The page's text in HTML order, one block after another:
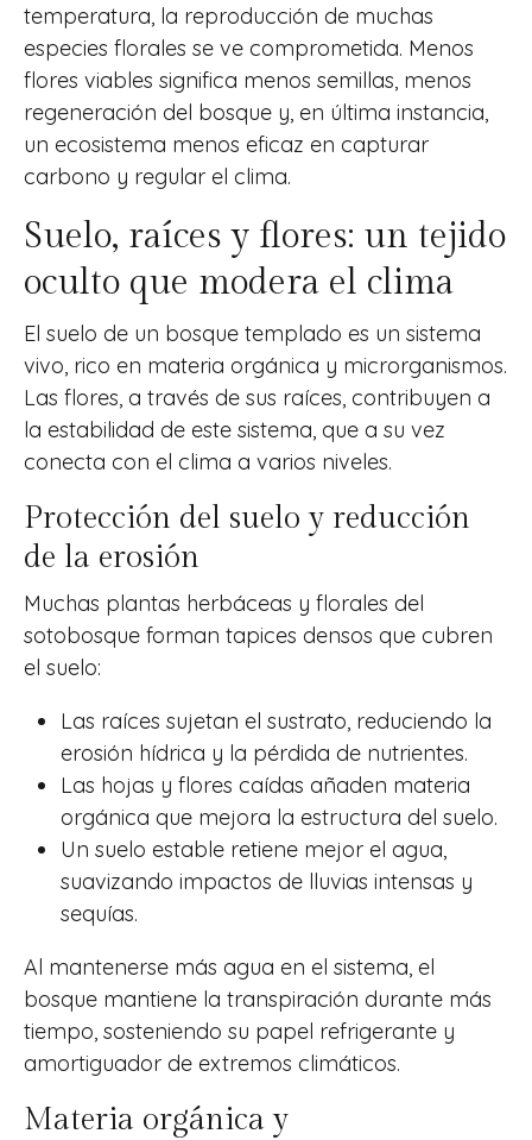
temperatura, la reproducción de muchas
especies florales se ve comprometida. Menos
flores viables significa menos semillas, menos
regeneración del bosque y, en última instancia,
un ecosistema menos eficaz en capturar
carbono y regular el clima.
Suelo, raíces y flores: un tejido
oculto que modera el clima
El suelo de un bosque templado es un sistema
vivo, rico en materia orgánica y microrganismos.
Las flores, a través de sus raíces, contribuyen a
la estabilidad de este sistema, que a su vez
conecta con el clima a varios niveles.
Protección del suelo y reducción
de la erosión
Muchas plantas herbáceas y florales del
sotobosque forman tapices densos que cubren
el suelo:
Las raíces sujetan el sustrato, reduciendo la
erosión hídrica y la pérdida de nutrientes.
Las hojas y flores caídas añaden materia
orgánica que mejora la estructura del suelo.
Un suelo estable retiene mejor el agua,
suavizando impactos de lluvias intensas y
sequías.
Al mantenerse más agua en el sistema, el
bosque mantiene la transpiración durante más
tiempo, sosteniendo su papel refrigerante y
amortiguador de extremos climáticos.
Materia orgánica y